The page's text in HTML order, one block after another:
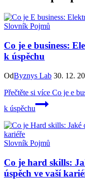
Slovník Pojmů
Co je e business:
k úspěchu
OdByznys Lab 30. 12.
Přečtěte si více Co je e
k úspěchu
Slovník Pojmů
Co je hard skills:
úspěch ve vaší